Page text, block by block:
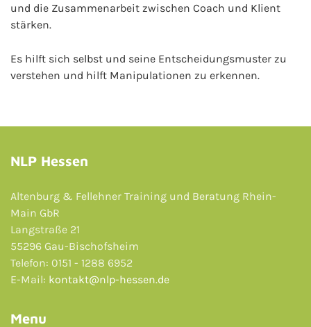
und die Zusammenarbeit zwischen Coach und Klient
stärken.
Es hilft sich selbst und seine Entscheidungsmuster zu
verstehen und hilft Manipulationen zu erkennen.
NLP Hessen
Altenburg & Fellehner Training und Beratung Rhein-
Main GbR
Langstraße 21
55296 Gau-Bischofsheim
Telefon: 0151 - 1288 6952
E-Mail: kontakt@nlp-hessen.de
Menu